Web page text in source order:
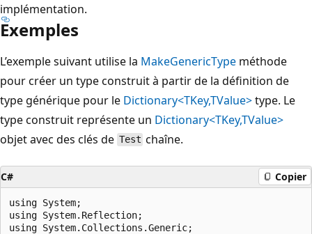
implémentation.
Exemples
L’exemple suivant utilise la MakeGenericType méthode
pour créer un type construit à partir de la définition de
type générique pour le Dictionary<TKey,TValue>type. Le
type construit représente un Dictionary<TKey,TValue>
objet avec des clés de Test chaîne.
C# Copier
using System;
using System.Reflection;
using System.Collections.Generic;